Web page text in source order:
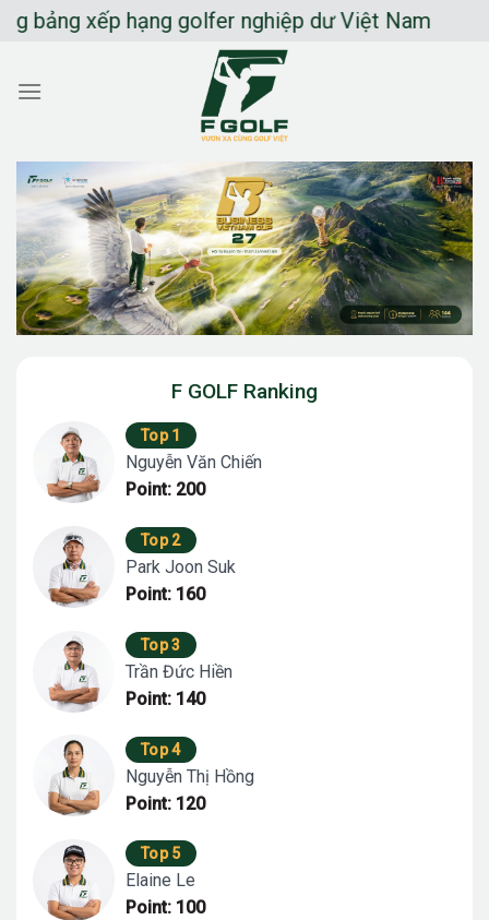
Chuyển
dung
xếp hạng golfer nghiệp dư Việt Nam
F GOLF Ranking
Top 1
Nguyễn Văn Chiến
Point: 200
Top 2
Park Joon Suk
Point: 160
Top 3
Trần Đức Hiền
Point: 140
Top 4
Nguyễn Thị Hồng
Point: 120
Top 5
Elaine Le
Point: 100